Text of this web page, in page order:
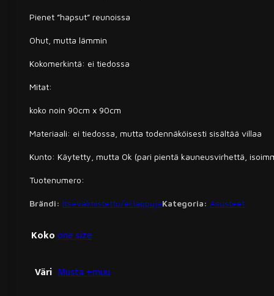
Pienet ”hapsut” reunoissa
Ohut, mutta lämmin
Kokomerkintä: ei tiedossa
Mitat:
koko noin 90cm x 90cm
Materiaali: ei tiedossa, mutta todennäköisesti sisältää villaa
Kunto: Käytetty, mutta Ok (pari pientä kauneusvirhettä,
Tuotenumero:
Brändi: Itsevalmistettu/ei lappujaKategoria: Asusteet
Kokoone size
Väri Musta +muu